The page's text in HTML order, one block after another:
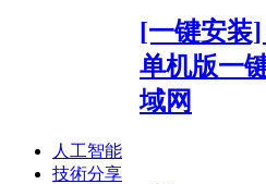
[一键安装
单机版一
域网
人工智能
技術分享